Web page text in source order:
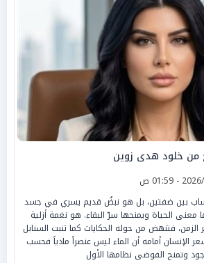
من خلود هدى زوين
بين ضفتين، بل هو نبضٌ قديم يسري في جسد
معنى الحياة ويمنحها سرّ البقاء. هو نغمة أزلية
فتنهض من حوله الحكايات كما تنبت السنابل
أمامه أن الماء ليس عنصراً مادياً فحسب
وتمنح الفوضى نظامها الأول